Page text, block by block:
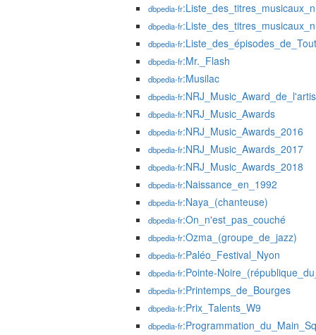
dbpedia-fr
dbpedia-fr
dbpedia-fr
dbpedia-fr:Mr._Flash
dbpedia-fr:Musilac
dbpedia-fr
dbpedia-fr:NRJ_Music_Awards
dbpedia-fr:NRJ_Music_Awards_2016
dbpedia-fr:NRJ_Music_Awards_2017
dbpedia-fr:NRJ_Music_Awards_2018
dbpedia-fr:Naissance_en_1992
dbpedia-fr:Naya_(chanteuse)
dbpedia-fr:On_n'est_pas_couché
dbpedia-fr:Ozma_(groupe_de_jazz)
dbpedia-fr:Paléo_Festival_Nyon
dbpedia-fr:Pointe-
dbpedia-fr:Printemps_de_Bourges
dbpedia-fr:Prix_Talents_W9
dbpedia-fr